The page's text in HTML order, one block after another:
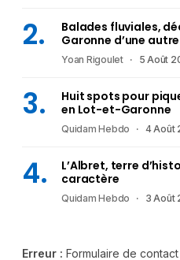
Balades fluviales,
Garonne d’une
Yoan Rigoulet 5 Août
Huit spots pour
en Lot-et-Garonne
Quidam Hebdo 4 Août
L’Albret, terre
caractère
Quidam Hebdo 3 Août
Erreur : Formulaire de